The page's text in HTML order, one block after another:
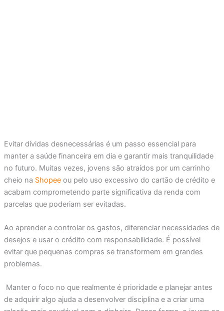
Evitar dívidas desnecessárias é um passo essencial para
manter a saúde financeira em dia e garantir mais tranquilidade
no futuro. Muitas vezes, jovens são atraídos por um carrinho
cheio na Shopee ou pelo uso excessivo do cartão de crédito e
acabam comprometendo parte significativa da renda com
parcelas que poderiam ser evitadas.
Ao aprender a controlar os gastos, diferenciar necessidades de
desejos e usar o crédito com responsabilidade. É possível
evitar que pequenas compras se transformem em grandes
problemas.
Manter o foco no que realmente é prioridade e planejar antes
de adquirir algo ajuda a desenvolver disciplina e a criar uma